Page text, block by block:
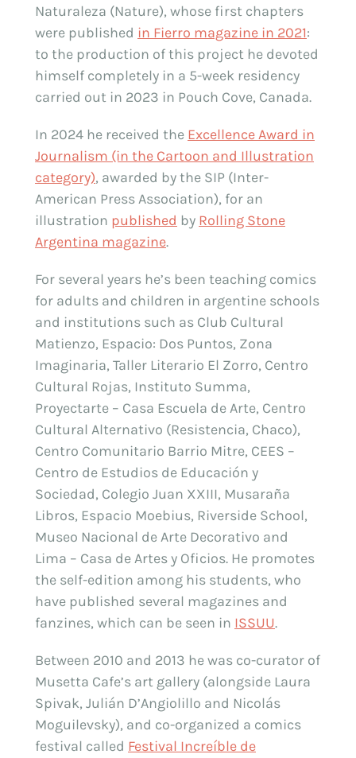
Naturaleza (Nature), whose first chapters
were published in Fierro magazine in 2021:
to the production of this project he devoted
himself completely in a 5-week residency
carried out in 2023 in Pouch Cove, Canada.
In 2024 he received the Excellence Award in
Journalism (in the Cartoon and Illustration
category), awarded by the SIP (Inter-
American Press Association), for an
illustration published by Rolling Stone
Argentina magazine.
For several years he’s been teaching comics
for adults and children in argentine schools
and institutions such as Club Cultural
Matienzo, Espacio: Dos Puntos, Zona
Imaginaria, Taller Literario El Zorro, Centro
Cultural Rojas, Instituto Summa,
Proyectarte – Casa Escuela de Arte, Centro
Cultural Alternativo (Resistencia, Chaco),
Centro Comunitario Barrio Mitre, CEES –
Centro de Estudios de Educación y
Sociedad, Colegio Juan XXIII, Musaraña
Libros, Espacio Moebius, Riverside School,
Museo Nacional de Arte Decorativo and
Lima – Casa de Artes y Oficios. He promotes
the self-edition among his students, who
have published several magazines and
fanzines, which can be seen in ISSUU.
Between 2010 and 2013 he was co-curator of
Musetta Cafe’s art gallery (alongside Laura
Spivak, Julián D’Angiolillo and Nicolás
Moguilevsky), and co-organized a comics
festival called Festival Increíble de